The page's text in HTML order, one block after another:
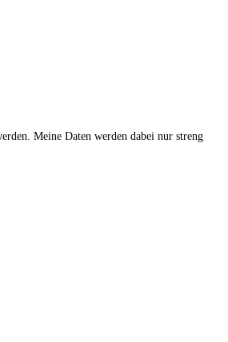
Meine Daten werden dabei nur streng